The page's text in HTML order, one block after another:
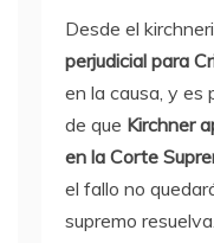
Desde el
perjudicial para
en la causa, y es
de que Kirchner
en la Corte
el fallo no
supremo resuelva.